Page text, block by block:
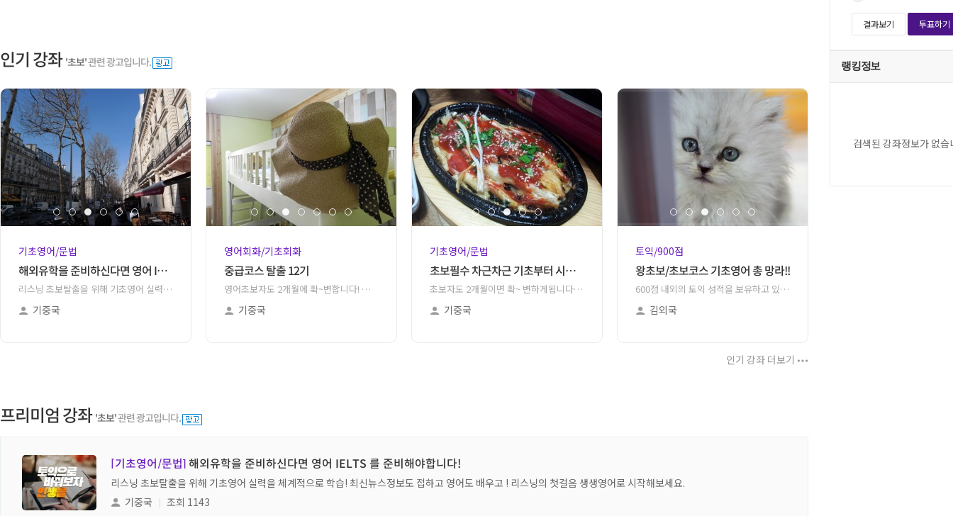
인기 강좌 '초보'관련 광고입니다.
기초영어/문법
해외유학을 준비하신다면 영어 IELTS 를 준비해야합니다!
리스닝 초보탈출을 위해 기초영어 실력을 체계적으로 학습! 최신뉴스정보도 접하고 영어도 배우고 ! 리스닝의 첫걸음 생생영어로 시작해보세요.
기중국
영어회화/기초회화
중급코스 탈출 12기
영어초보자도 2개월에 확~변합니다! 토익의 기초부터 탄탄하게 잡아주어 다음 단계를 수강할 때 어려움이 없도록 확실히 알려드리는 강의
기중국
기초영어/문법
초보필수 차근차근 기초부터 시작해요
초보자도 2개월이면 확~ 변하게됩니다. 영어기초가 취약해도 쉽게 따라올수 있고 문법기초를 확실하게 마무리 합니다.
기중국
토익/900점
왕초보/초보코스 기초영어 총 망라!!
600점 내외의 토익 성적을 보유하고 있거나, 문제풀이 스킬을 배워 8~900점대 달성을 원하시는 분을위한 강좌입니다.
김외국
인기 강좌 더보기
프리미엄 강좌 '초보'관련 광고입니다.
[기초영어/문법]해외유학을 준비하신다면 영어 IELTS 를 준비해야합니다!
리스닝 초보탈출을 위해 기초영어 실력을 체계적으로 학습! 최신뉴스정보도 접하고 영어도 배우고 ! 리스닝의 첫걸음 생생영어로 시작해보세요.
기중국 | 조회 1143
결과보기 투표하기
랭킹정보
검색된 강좌정보가 없습